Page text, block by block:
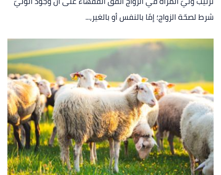
شرط لصحّة الزواج؛ إمّا بالنفس أو بالغير،...